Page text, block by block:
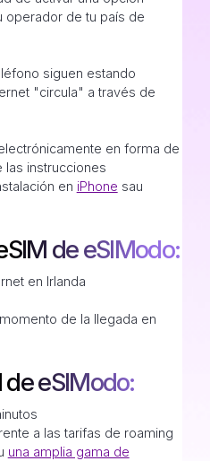
operador de tu país de
siguen estando
"circula" a través de
en forma de
las instrucciones
en iPhone sau
de eSIModo:
en Irlanda
de la llegada en
eSIModo:
a las tarifas de roaming
una amplia gama de